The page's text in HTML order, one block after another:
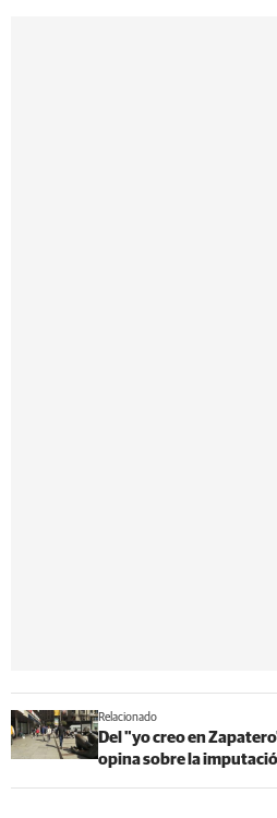
Relacionado
Del "yo creo en
opina sobre la